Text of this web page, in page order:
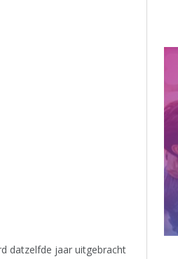
datzelfde jaar uitgebracht